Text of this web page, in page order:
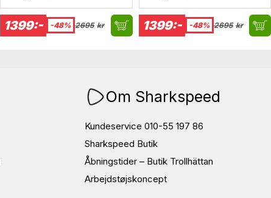
1399:- -48% 2695 kr 1399:- -48% 2695 kr
Om Sharkspeed
Kundeservice 010-55 197 86
Sharkspeed Butik
Åbningstider – Butik Trollhättan
Arbejdstøjskoncept